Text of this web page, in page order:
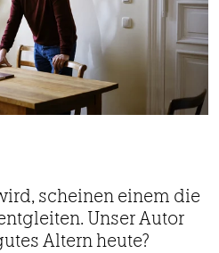
scheinen einem die
Unser Autor
Altern heute?